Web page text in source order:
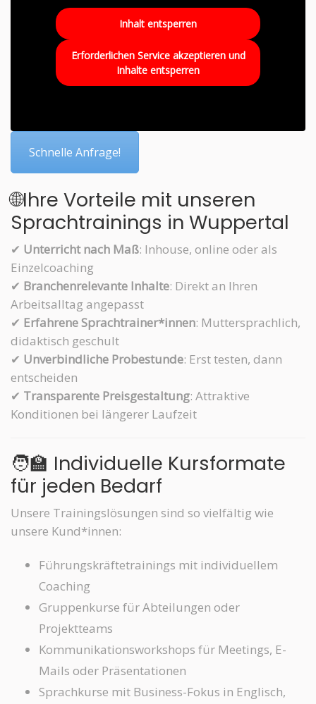
Inhalt entsperren
Erforderlichen Service akzeptieren und
Inhalte entsperren
Schnelle Anfrage!
🌐Ihre Vorteile mit unseren
Sprachtrainings in Wuppertal
✔ Unterricht nach Maß: Inhouse, online oder als
Einzelcoaching
✔ Branchenrelevante Inhalte: Direkt an Ihren
Arbeitsalltag angepasst
✔ Erfahrene Sprachtrainer*innen: Muttersprachlich,
didaktisch geschult
✔ Unverbindliche Probestunde: Erst testen, dann
entscheiden
✔ Transparente Preisgestaltung: Attraktive
Konditionen bei längerer Laufzeit
🧑‍🏫 Individuelle Kursformate
für jeden Bedarf
Unsere Trainingslösungen sind so vielfältig wie
unsere Kund*innen:
Führungskräftetrainings mit individuellem
Coaching
Gruppenkurse für Abteilungen oder
Projektteams
Kommunikationsworkshops für Meetings, E-
Mails oder Präsentationen
Sprachkurse mit Business-Fokus in Englisch,